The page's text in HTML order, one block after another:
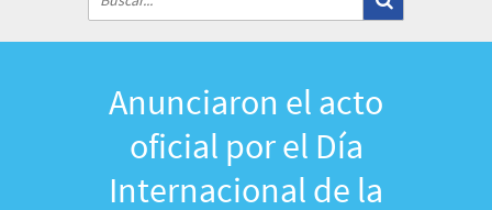
Anunciaron el acto
oficial por el Día
Internacional de la